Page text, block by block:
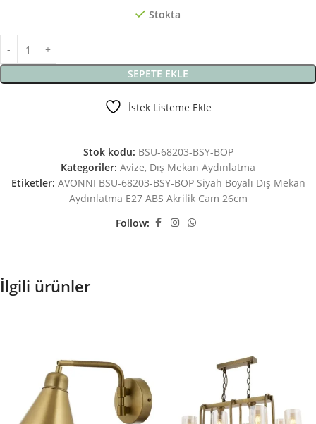
Stokta
SEPETE EKLE
İstek Listeme Ekle
Stok kodu: BSU-68203-BSY-BOP
Kategoriler: Avize, Dış Mekan Aydınlatma
Etiketler: AVONNI BSU-68203-BSY-BOP Siyah Boyalı Dış Mekan
Aydınlatma E27 ABS Akrilik Cam 26cm
Follow:
İlgili ürünler